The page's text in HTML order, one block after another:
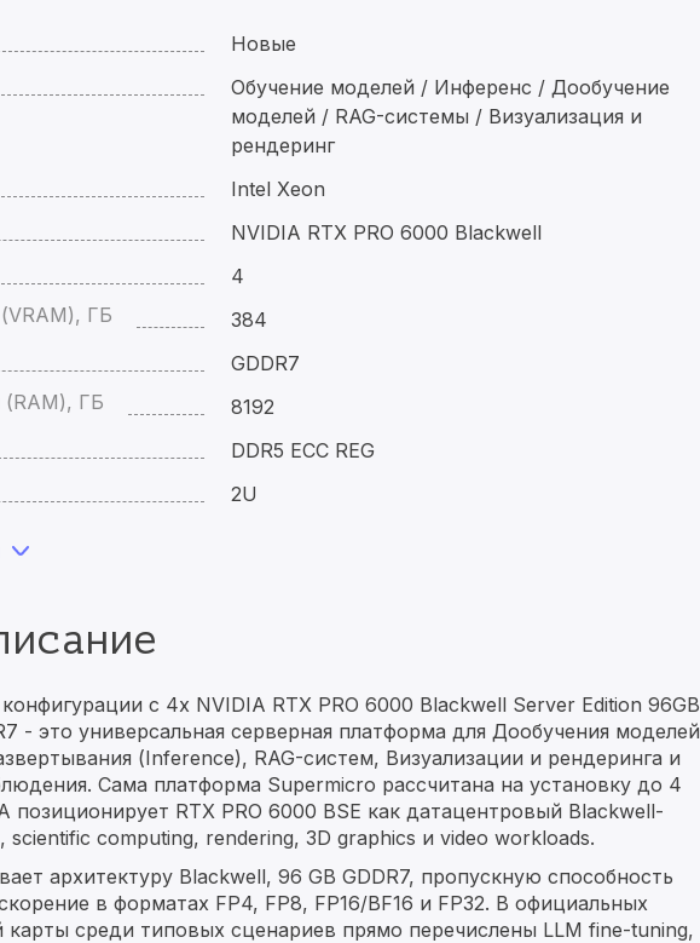
Новые
Обучение моделей / Инференс / Дообучение
моделей / RAG-системы / Визуализация и
рендеринг
Intel Xeon
NVIDIA RTX PRO 6000 Blackwell
4
ГБ
384
GDDR7
ГБ
8192
DDR5 ECC REG
2U
с 4x NVIDIA RTX PRO 6000 Blackwell Server Edition 96GB
- это универсальная серверная платформа для Дообучения моделей
(Inference), RAG-систем, Визуализации и рендеринга и
Сама платформа Supermicro рассчитана на установку до 4
позиционирует RTX PRO 6000 BSE как датацентровый Blackwell-
scientific computing, rendering, 3D graphics и video workloads.
архитектуру Blackwell, 96 GB GDDR7, пропускную способность
в форматах FP4, FP8, FP16/BF16 и FP32. В официальных
карты среди типовых сценариев прямо перечислены LLM fine-tuning,